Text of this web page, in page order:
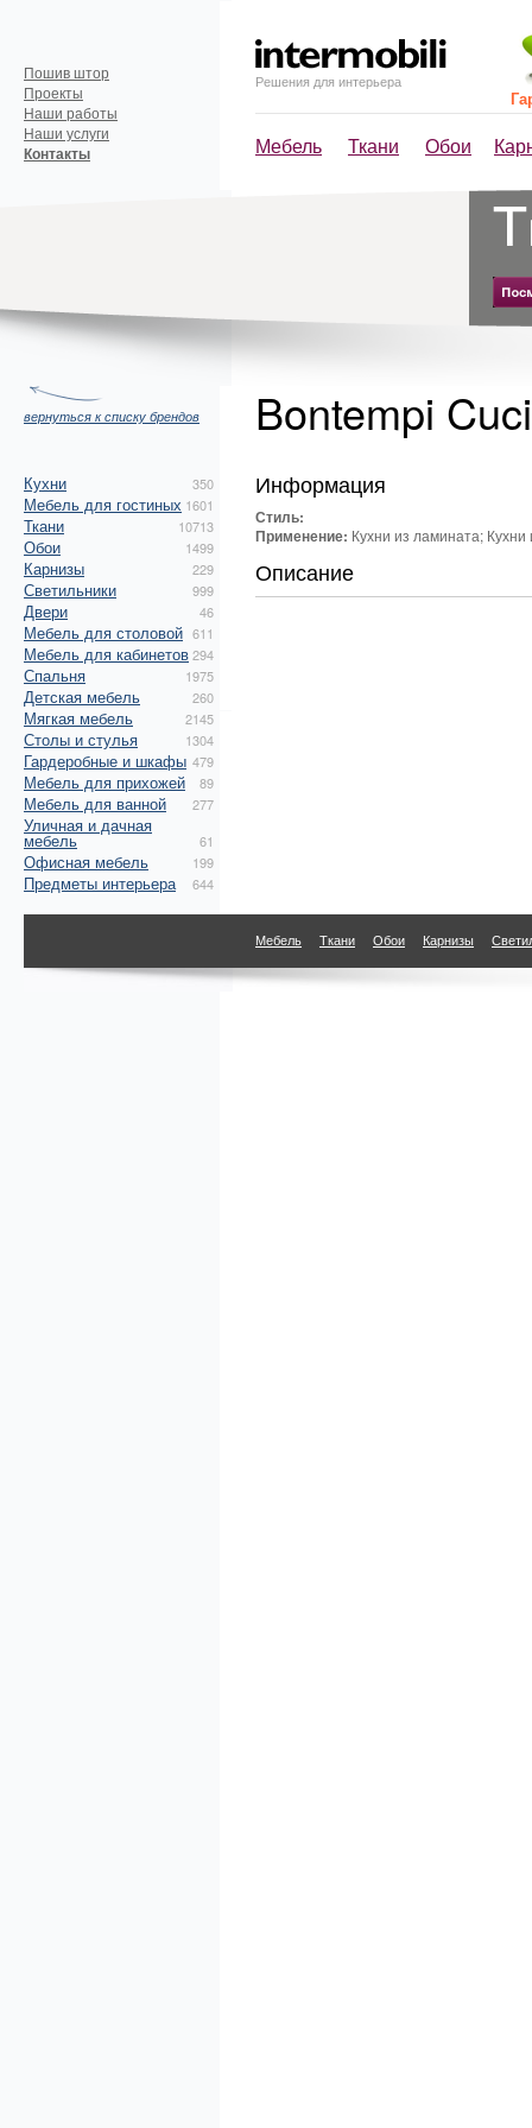
Решения для интерьера
Мебель Ткани Обои
Пошив штор
Проекты
Наши работы
Наши услуги
Контакты
вернуться к списку брендов
Кухни 350
Мебель для гостиных 1601
Ткани 10713
Обои 1499
Карнизы 229
Светильники 999
Двери 46
Мебель для столовой 611
Мебель для кабинетов294
Спальня 1975
Детская мебель 260
Мягкая мебель 2145
Столы и стулья 1304
Гардеробные и шкафы 479
Мебель для прихожей 89
Мебель для ванной 277
Уличная и дачная
мебель 61
Офисная мебель 199
Предметы интерьера 644
Bontempi
Информация
Стиль:
Применение: Кухни из ламината;
Описание
Мебель Ткани Обои Карнизы